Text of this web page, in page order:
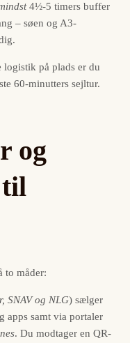
4½-5 timers buffer
– søen og A3-
logistik på plads er du
60-minutters sejltur.
og
to måder:
SNAV og NLG) sælger
apps samt via portaler
. Du modtager en QR-